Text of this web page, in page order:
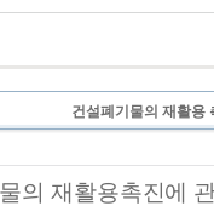
건설폐기물의 재활용
의 재활용촉진에